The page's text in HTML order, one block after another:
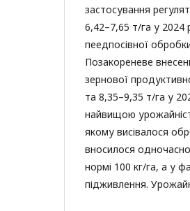
застосування
6,42–7,65 т/га у 2024
пеедпосівної
Позакореневе
зернової
та 8,35–9,35 т/га у
найвищою
якому висівалося
вносилося
нормі 100 кг/га, а у
підживлення.